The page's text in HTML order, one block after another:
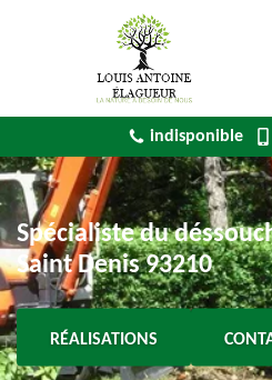
indisponible
Spécialiste du
Saint Denis 93210
RÉALISATIONS